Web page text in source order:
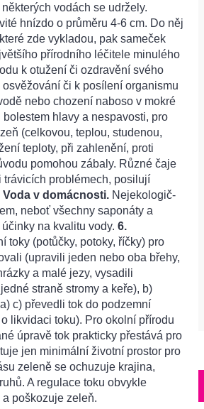
vodách se udržely.
hnízdo o průměru 4-6 cm. Do něj
zde vykladou, pak sameček
přírodního léčitele minulého
k otužení či ozdravění svého
či k posílení organismu
nebo chození naboso v mokré
hlavy a nespavosti, pro
(celkovou, teplou, studenou,
teploty, při zahlenění, proti
pomohou zábaly. Různé čaje
problémech, posilují
Voda v domácnosti. Nejekologič-
neboť všechny saponáty a
na kvalitu vody. 6.
toky (potůčky, potoky, říčky) pro
(upravili jeden nebo oba břehy,
a malé jezy, vysadili
straně stromy a keře), b)
c) převedli tok do podzemní
likvidaci toku). Pro okolní přírodu
úpravě tok prakticky přestává pro
jen minimální životní prostor pro
zeleně se ochuzuje krajina,
A regulace toku obvykle
poškozuje zeleň.